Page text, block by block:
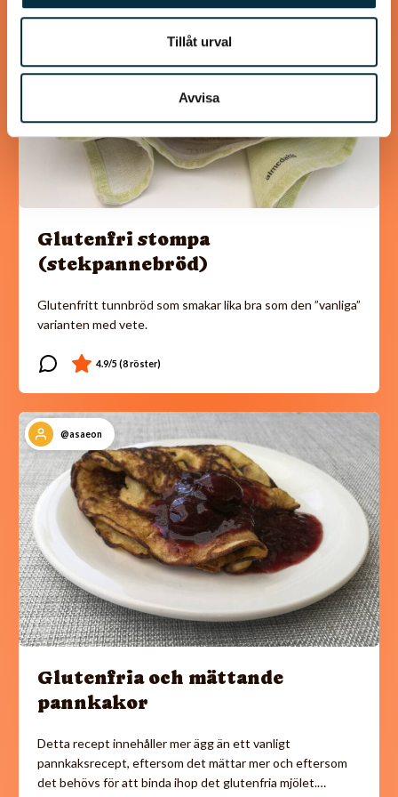
Tillåt urval
Avvisa
Glutenfri stompa
(stekpannebröd)
Glutenfritt tunnbröd som smakar lika bra som den ”vanliga”
varianten med vete.
@asaeon
Glutenfria och mättande
pannkakor
Detta recept innehåller mer ägg än ett vanligt
pannkaksrecept, eftersom det mättar mer och eftersom
det behövs för att binda ihop det glutenfria mjölet.…